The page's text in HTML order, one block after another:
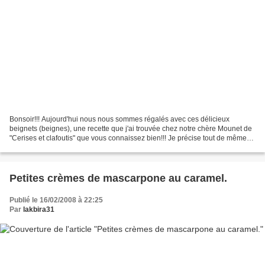
Bonsoir!!! Aujourd'hui nous nous sommes régalés avec ces délicieux
beignets (beignes), une recette que j'ai trouvée chez notre chère Mounet de
"Cerises et clafoutis" que vous connaissez bien!!! Je précise tout de même
Petites crèmes de mascarpone au caramel.
Publié le 16/02/2008 à 22:25
Par lakbira31